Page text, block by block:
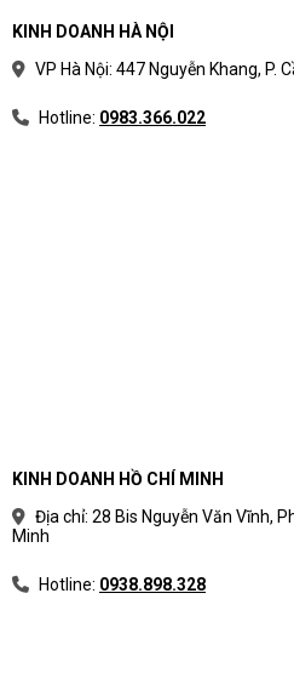
KINH DOANH HÀ NỘI
VP Hà Nội: 447 Nguyễn Khang, P.
Hotline: 0983.366.022
KINH DOANH HỒ CHÍ MINH
Địa chỉ: 28 Bis Nguyễn Văn Vĩnh,
Minh
Hotline: 0938.898.328